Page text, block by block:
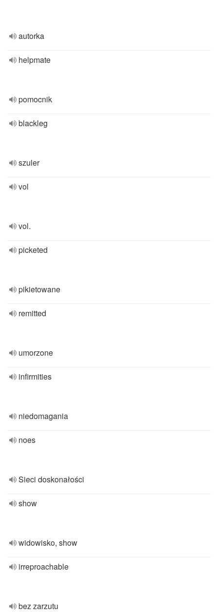
autorka
helpmate
pomocnik
blackleg
szuler
vol
vol.
picketed
pikietowane
remitted
umorzone
infirmities
niedomagania
noes
Sieci doskonałości
show
widowisko, show
irreproachable
bez zarzutu